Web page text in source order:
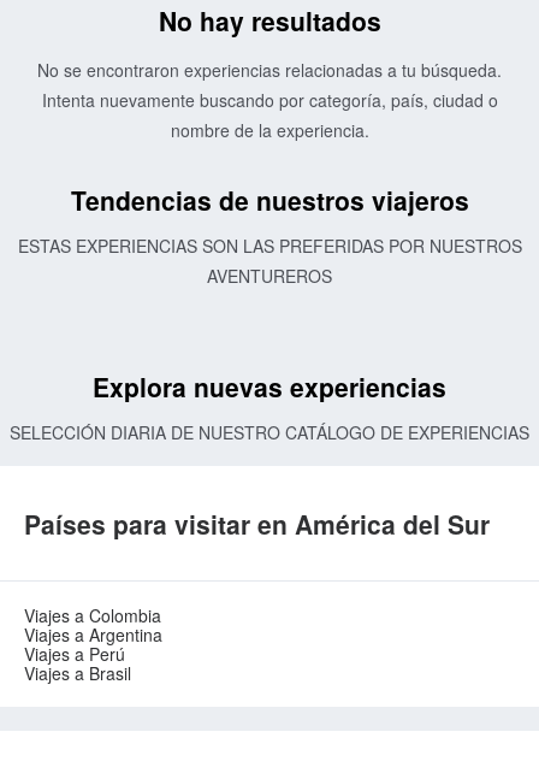
No hay resultados
No se encontraron experiencias relacionadas a tu búsqueda.
Intenta nuevamente buscando por categoría, país, ciudad o
nombre de la experiencia.
Tendencias de nuestros viajeros
ESTAS EXPERIENCIAS SON LAS PREFERIDAS POR NUESTROS
AVENTUREROS
Explora nuevas experiencias
SELECCIÓN DIARIA DE NUESTRO CATÁLOGO DE EXPERIENCIAS
Países para visitar en América del Sur
Viajes a Colombia
Viajes a Argentina
Viajes a Perú
Viajes a Brasil